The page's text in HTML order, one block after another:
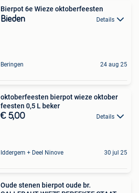
Bierpot 6e Wieze oktoberfeesten
Bieden Details
Beringen 24 aug 25
oktoberfeesten bierpot wieze oktober
feesten 0,5 L beker
€ 5,00 Details
Iddergem + Deel Ninove 30 jul 25
Oude stenen bierpot oude br.